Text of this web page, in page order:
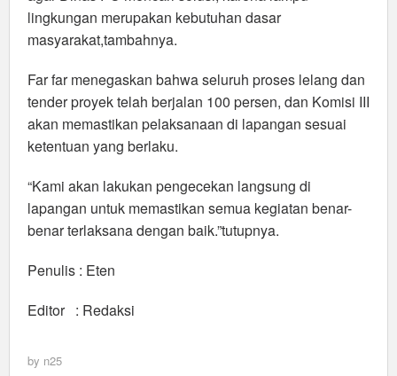
lingkungan merupakan kebutuhan dasar
masyarakat,tambahnya.
Far far menegaskan bahwa seluruh proses lelang dan
tender proyek telah berjalan 100 persen, dan Komisi III
akan memastikan pelaksanaan di lapangan sesuai
ketentuan yang berlaku.
“Kami akan lakukan pengecekan langsung di
lapangan untuk memastikan semua kegiatan benar-
benar terlaksana dengan baik.”tutupnya.
Penulis : Eten
Editor : Redaksi
by n25